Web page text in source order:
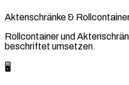
Aktenschränke &
Rollcontainer und
beschriftet umsetzen.
🖥️